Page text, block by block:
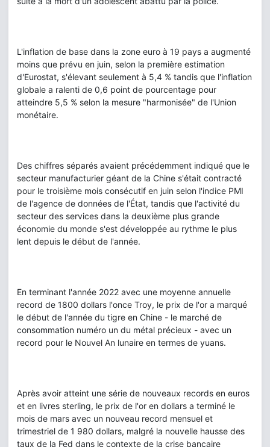
L'inflation de base dans la zone euro à 19 pays a augmenté
moins que prévu en juin, selon la première estimation
d'Eurostat, s'élevant seulement à 5,4 % tandis que l'inflation
globale a ralenti de 0,6 point de pourcentage pour
atteindre 5,5 % selon la mesure "harmonisée" de l'Union
monétaire.
Des chiffres séparés avaient précédemment indiqué que le
secteur manufacturier géant de la Chine s'était contracté
pour le troisième mois consécutif en juin selon l'indice PMI
de l'agence de données de l'État, tandis que l'activité du
secteur des services dans la deuxième plus grande
économie du monde s'est développée au rythme le plus
lent depuis le début de l'année.
En terminant l'année 2022 avec une moyenne annuelle
record de 1800 dollars l'once Troy, le prix de l'or a marqué
le début de l'année du tigre en Chine - le marché de
consommation numéro un du métal précieux - avec un
record pour le Nouvel An lunaire en termes de yuans.
Après avoir atteint une série de nouveaux records en euros
et en livres sterling, le prix de l'or en dollars a terminé le
mois de mars avec un nouveau record mensuel et
trimestriel de 1 980 dollars, malgré la nouvelle hausse des
taux de la Fed dans le contexte de la crise bancaire